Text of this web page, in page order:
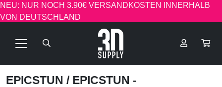
NEU: NUR NOCH 3.90€ VERSANDKOSTEN INNERHALB
VON DEUTSCHLAND
EPICSTUN / EPICSTUN -